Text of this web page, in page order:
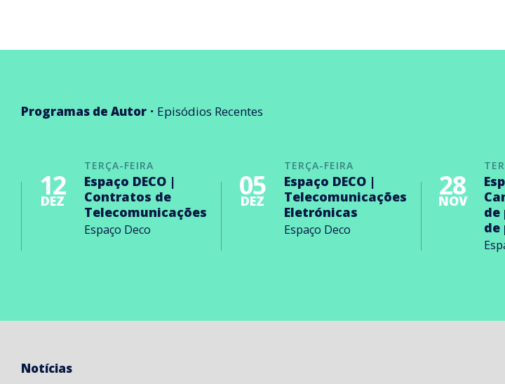
Programas de Autor Episódios Recentes
TERÇA-FEIRA
12
DEZ
Espaço DECO |
Contratos de
Telecomunicações
Espaço Deco
TERÇA-FEIRA
05
DEZ
Espaço DECO |
Telecomunicações
Eletrónicas
Espaço Deco
28
NOV
de
de
Notícias